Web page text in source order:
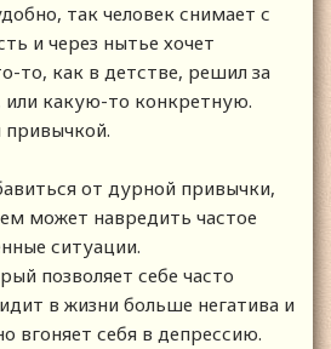
так человек снимает с
и через нытье хочет
то, как в детстве, решил за
или какую-то конкретную.
привычкой.
от дурной привычки,
может навредить частое
ситуации.
позволяет себе часто
в жизни больше негатива и
вгоняет себя в депрессию.